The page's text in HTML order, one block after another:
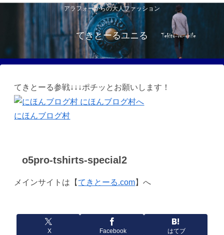
アラフォーからの大人ファッション
てきとーるユニる
てきとーる参戦↓↓↓ポチッとお願いします！
にほんブログ村
o5pro-tshirts-special2
メインサイトは【てきとーる.com】へ
X Facebook はてブ